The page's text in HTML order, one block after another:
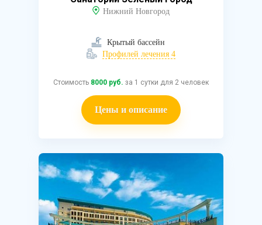
Нижний Новгород
Крытый бассейн
Профилей лечения 4
Стоимость 8000 руб. за 1 сутки для 2 человек
Цены и описание